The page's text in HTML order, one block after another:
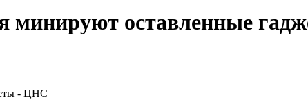
минируют оставленные